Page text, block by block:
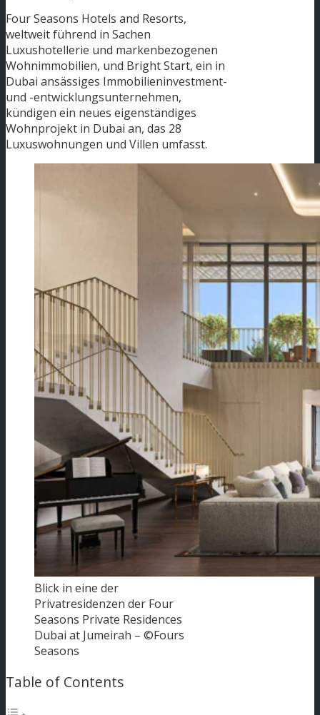
Four Seasons Hotels and Resorts,
weltweit führend in Sachen
Luxushotellerie und markenbezogenen
Wohnimmobilien, und Bright Start, ein in
Dubai ansässiges Immobilieninvestment-
und -entwicklungsunternehmen,
kündigen ein neues eigenständiges
Wohnprojekt in Dubai an, das 28
Luxuswohnungen und Villen umfasst.
Blick in eine der
Privatresidenzen der Four
Seasons Private Residences
Dubai at Jumeirah – ©Fours
Seasons
Table of Contents